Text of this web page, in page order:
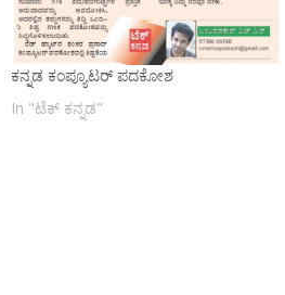
ಕನ್ನಡ ಕಂಪ್ಯೂಟರ್ ಪದಕೋಶ
In "ಟೆಕ್ ಕನ್ನಡ"